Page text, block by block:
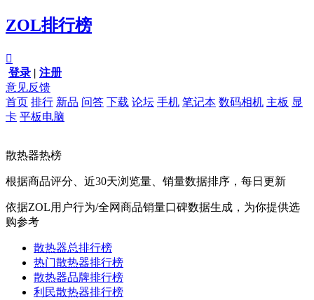
ZOL排行榜

登录 | 注册
意见反馈
首页 排行 新品 问答 下载 论坛 手机 笔记本 数码相机 主板 显
卡 平板电脑
散热器热榜
根据商品评分、近30天浏览量、销量数据排序，每日更新
依据ZOL用户行为/全网商品销量口碑数据生成，为你提供选
购参考
散热器总排行榜
热门散热器排行榜
散热器品牌排行榜
利民散热器排行榜